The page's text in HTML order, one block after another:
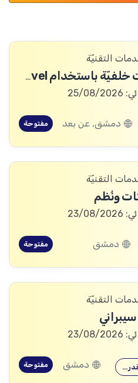
التقنيّة
مطوِّر واجهات خلفيّة باستخدام Laravel
2026
دمشق, عن بعد مفتوحة
التقنيّة
ونُظم
2026
دمشق مفتوحة
التقنيّة
2026
القدرة على… دمشق مفتوحة